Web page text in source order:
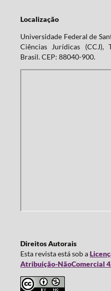
Localização
Universidade Federal de
Ciências Jurídicas (CCJ),
Brasil. CEP: 88040-900.
Direitos Autorais
Esta revista está sob a
Atribuição-NãoComercial